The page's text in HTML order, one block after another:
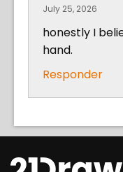
July 25, 2026
honestly I
hand.
Responder